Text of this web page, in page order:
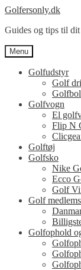
Spring
navigation
Spring
indhold
Golfersonly.dk
Guides og tips til
Menu
Golfudstyr
Golf
Golfvogn
El
Flip N
Golftøj
Golfsko
Nike
Ecco
Golf
Golf
Golfophold